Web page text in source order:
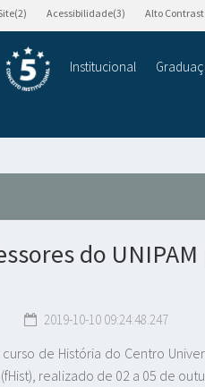
Acessibilidade(3) Alto
Institucional
do
2019-10-10 09:24:48.247
de História do Centro
realizado de 02 a 05 de